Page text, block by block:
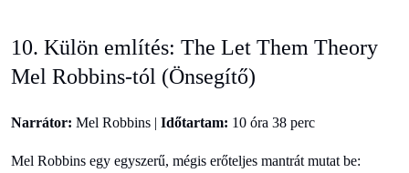
10. Külön említés: The Let Them Theory
Mel Robbins-tól (Önsegítő)
Narrátor: Mel Robbins | Időtartam: 10 óra 38 perc
Mel Robbins egy egyszerű, mégis erőteljes mantrát mutat be: